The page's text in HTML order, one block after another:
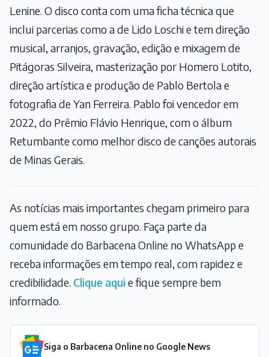
Lenine. O disco conta com uma ficha técnica que
inclui parcerias como a de Lido Loschi e tem direção
musical, arranjos, gravação, edição e mixagem de
Pitágoras Silveira, masterização por Homero Lotito,
direção artística e produção de Pablo Bertola e
fotografia de Yan Ferreira. Pablo foi vencedor em
2022, do Prêmio Flávio Henrique, com o álbum
Retumbante como melhor disco de canções autorais
de Minas Gerais.
As notícias mais importantes chegam primeiro para
quem está em nosso grupo. Faça parte da
comunidade do Barbacena Online no WhatsApp e
receba informações em tempo real, com rapidez e
credibilidade. Clique aqui e fique sempre bem
informado.
Siga o Barbacena Online no Google News